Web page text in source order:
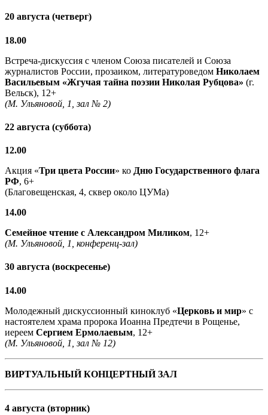
20 августа (четверг)
18.00
Встреча-дискуссия с членом Союза писателей и Союза
журналистов России, прозаиком, литературоведом Николаем
Васильевым «Жгучая тайна поэзии Николая Рубцова» (г.
Вельск), 12+
(М. Ульяновой, 1, зал № 2)
22 августа (суббота)
12.00
Акция «Три цвета России» ко Дню Государственного флага
РФ, 6+
(Благовещенская, 4, сквер около ЦУМа)
14.00
Семейное чтение с Александром Миликом, 12+
(М. Ульяновой, 1, конференц-зал)
30 августа (воскресенье)
14.00
Молодежный дискуссионный киноклуб «Церковь и мир» с
настоятелем храма пророка Иоанна Предтечи в Рощенье,
иереем Сергием Ермолаевым, 12+
(М. Ульяновой, 1, зал № 12)
ВИРТУАЛЬНЫЙ КОНЦЕРТНЫЙ ЗАЛ
4 августа (вторник)